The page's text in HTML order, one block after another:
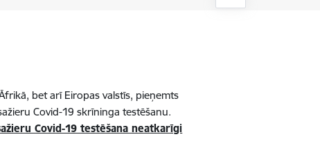
bet arī Eiropas valstīs, pieņemts
Covid-19 skrīninga testēšanu.
Covid-19 testēšana neatkarīgi